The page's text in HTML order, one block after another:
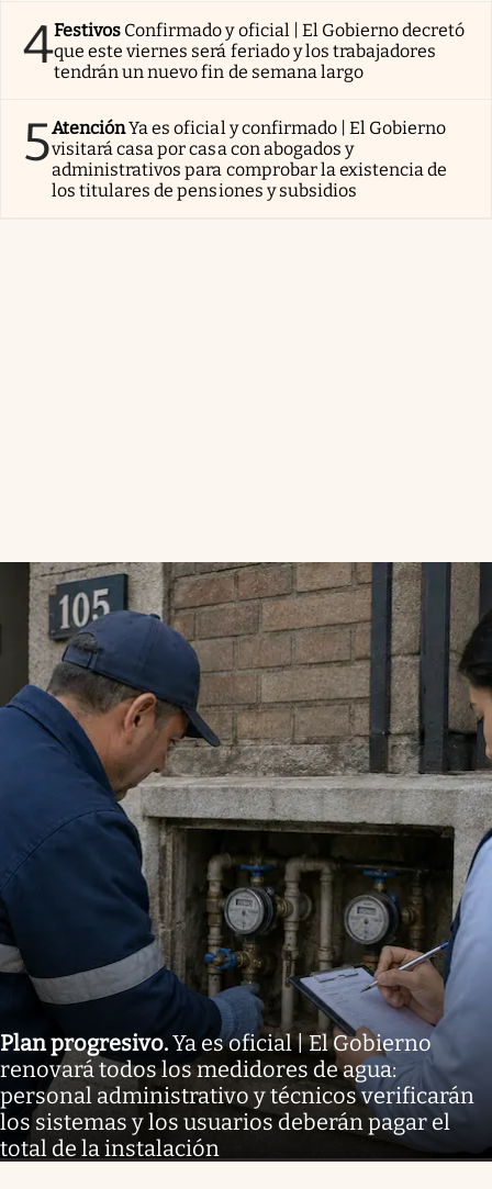
4Festivos Confirmado y oficial | El Gobierno decretó
que este viernes será feriado y los trabajadores
tendrán un nuevo fin de semana largo
5AtenciónYa es oficial y confirmado | El Gobierno
visitará casa por casa con abogados y
administrativos para comprobar la existencia de
los titulares de pensiones y subsidios
Plan progresivo.Ya es oficial | El Gobierno
renovará todos los medidores de agua:
personal administrativo y técnicos verificarán
los sistemas y los usuarios deberán pagar el
total de la instalación